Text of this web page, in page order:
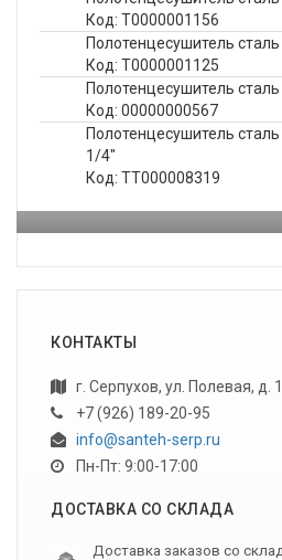
Код: Т0000001156
Полотенцесушитель
Код: Т0000001125
Полотенцесушитель
Код: 00000000567
Полотенцесушитель
1/4"
Код: ТТ000008319
КОНТАКТЫ
г. Серпухов, ул. Полевая, д. 1
+7 (926) 189-20-95
info@santeh-serp.ru
Пн-Пт: 9:00-17:00
ДОСТАВКА СО СКЛАДА
Доставка заказов со